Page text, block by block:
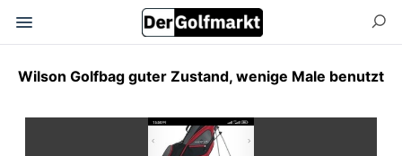
Wilson Golfbag guter Zustand, wenige Male benutzt